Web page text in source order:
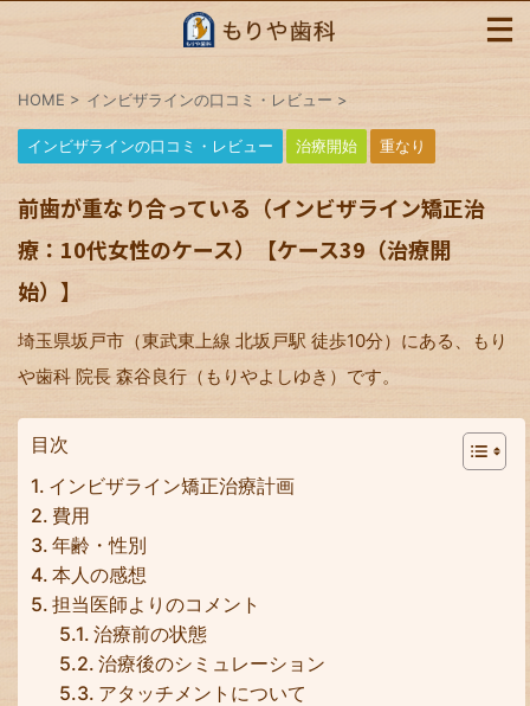
HOME > インビザラインの口コミ・レビュー >
インビザラインの口コミ・レビュー 治療開始 重なり
前歯が重なり合っている（インビザライン矯正治
療：10代女性のケース）【ケース39（治療開
始）】
埼玉県坂戸市（東武東上線 北坂戸駅 徒歩10分）にある、もり
や歯科 院長 森谷良行（もりやよしゆき）です。
目次
インビザライン矯正治療計画
費用
年齢・性別
本人の感想
担当医師よりのコメント
治療前の状態
治療後のシミュレーション
アタッチメントについて